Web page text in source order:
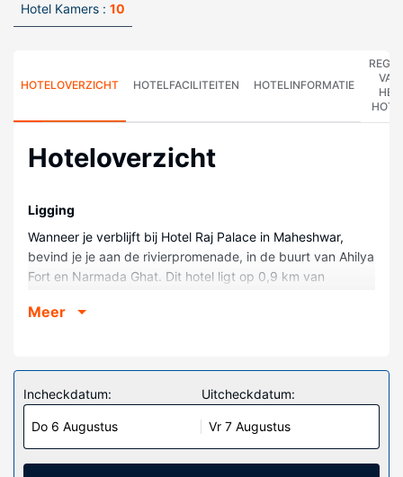
Hotel Kamers : 10
HOTELOVERZICHT HOTELFACILITEITEN HOTELINFORMATIE
VAN
HET
Hoteloverzicht
Ligging
Wanneer je verblijft bij Hotel Raj Palace in Maheshwar,
bevind je je aan de rivierpromenade, in de buurt van Ahilya
Fort en Narmada Ghat. Dit hotel ligt op 0,9 km van
Dham Jalkoti.
Overnacht in één van de 10 kamers met een ledtelevisie.
Op je kamer heb je een tv met digitale zenders die zorgt
voor het kijkplezier. De privébadkamers met een douche
hebben een regendouche en gratis toiletartikelen. Bij de
voorzieningen horen gratis mineraalwater en de kamers
worden dagelijks schoongemaakt.
Meer
Incheckdatum:
Do 6 Augustus
Uitcheckdatum:
Vr 7 Augustus